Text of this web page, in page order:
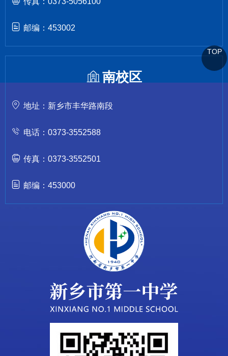
邮编：453002
南校区
地址：新乡市丰华路南段
电话：0373-3552588
传真：0373-3552501
邮编：453000
TOP